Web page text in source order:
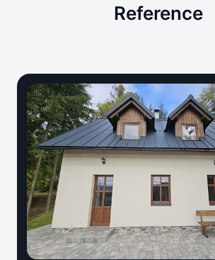
Reference